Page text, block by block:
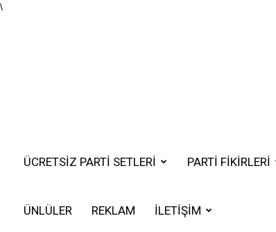
\
ÜCRETSIZ PARTI SETLERI PARTİ FİKİRLERİ
ÜNLÜLER REKLAM İLETIŞIM